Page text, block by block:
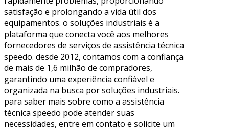
satisfação e prolongando a vida útil dos
equipamentos. o soluções industriais é a
plataforma que conecta você aos melhores
fornecedores de serviços de assistência técnica
speedo. desde 2012, contamos com a confiança
de mais de 1,6 milhão de compradores,
garantindo uma experiência confiável e
organizada na busca por soluções industriais.
para saber mais sobre como a assistência
técnica speedo pode atender suas
necessidades, entre em contato e solicite um